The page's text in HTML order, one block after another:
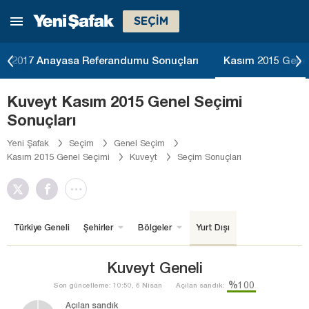
SEÇİM
2017 Anayasa Referandumu Sonuçları Kasım 2015
Kuveyt Kasım 2015 Genel Seçimi
Sonuçları
Yeni Şafak Seçim
Genel Seçim
Kasım 2015 Genel Seçimi
Kuveyt Seçim Sonuçları
Türkiye Geneli Şehirler Bölgeler Yurt Dışı
Kuveyt Geneli
Son güncelleme: 10:50, 6 Nisan Açılan sandık: %100
Açılan sandık